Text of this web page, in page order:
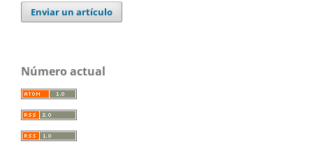
Enviar un artículo
Número actual